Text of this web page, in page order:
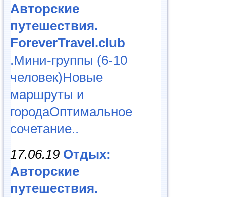
Авторские
путешествия.
ForeverTravel.club
.Мини-группы (6-10
человек)Новые
маршруты и
городаОптимальное
сочетание..
17.06.19 Отдых:
Авторские
путешествия.